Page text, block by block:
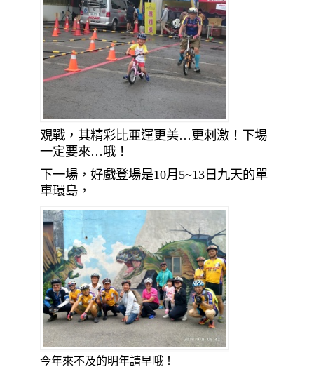
覌戰，其精彩比亜運更美…更剌激！下埸
一定要來…哦！
下一場，好戲登場是10月5~13日九天的單
車環島，
今年來不及的明年請早哦！